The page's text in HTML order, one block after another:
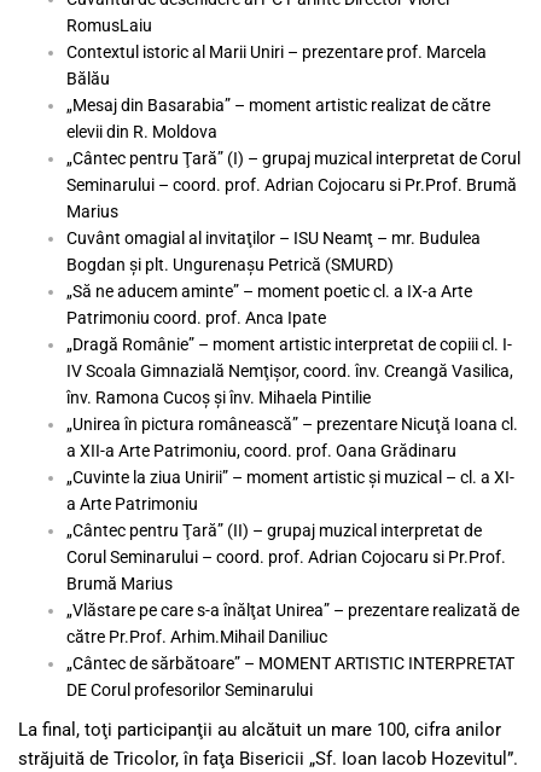
RomusLaiu
Contextul istoric al Marii Uniri – prezentare prof. Marcela
Bălău
„Mesaj din Basarabia” – moment artistic realizat de către
elevii din R. Moldova
„Cântec pentru Ţară” (I) – grupaj muzical interpretat de Corul
Seminarului – coord. prof. Adrian Cojocaru si Pr.Prof. Brumă
Marius
Cuvânt omagial al invitaţilor – ISU Neamţ – mr. Budulea
Bogdan şi plt. Ungurenaşu Petrică (SMURD)
„Să ne aducem aminte” – moment poetic cl. a IX-a Arte
Patrimoniu coord. prof. Anca Ipate
„Dragă Românie” – moment artistic interpretat de copiii cl. I-
IV Scoala Gimnazială Nemţişor, coord. înv. Creangă Vasilica,
înv. Ramona Cucoş şi înv. Mihaela Pintilie
„Unirea în pictura românească” – prezentare Nicuţă Ioana cl.
a XII-a Arte Patrimoniu, coord. prof. Oana Grădinaru
„Cuvinte la ziua Unirii” – moment artistic şi muzical – cl. a XI-
a Arte Patrimoniu
„Cântec pentru Ţară” (II) – grupaj muzical interpretat de
Corul Seminarului – coord. prof. Adrian Cojocaru si Pr.Prof.
Brumă Marius
„Vlăstare pe care s-a înălţat Unirea” – prezentare realizată de
către Pr.Prof. Arhim.Mihail Daniliuc
„Cântec de sărbătoare” – MOMENT ARTISTIC INTERPRETAT
DE Corul profesorilor Seminarului
La final, toţi participanţii au alcătuit un mare 100, cifra anilor
străjuită de Tricolor, în faţa Bisericii „Sf. Ioan Iacob Hozevitul”.